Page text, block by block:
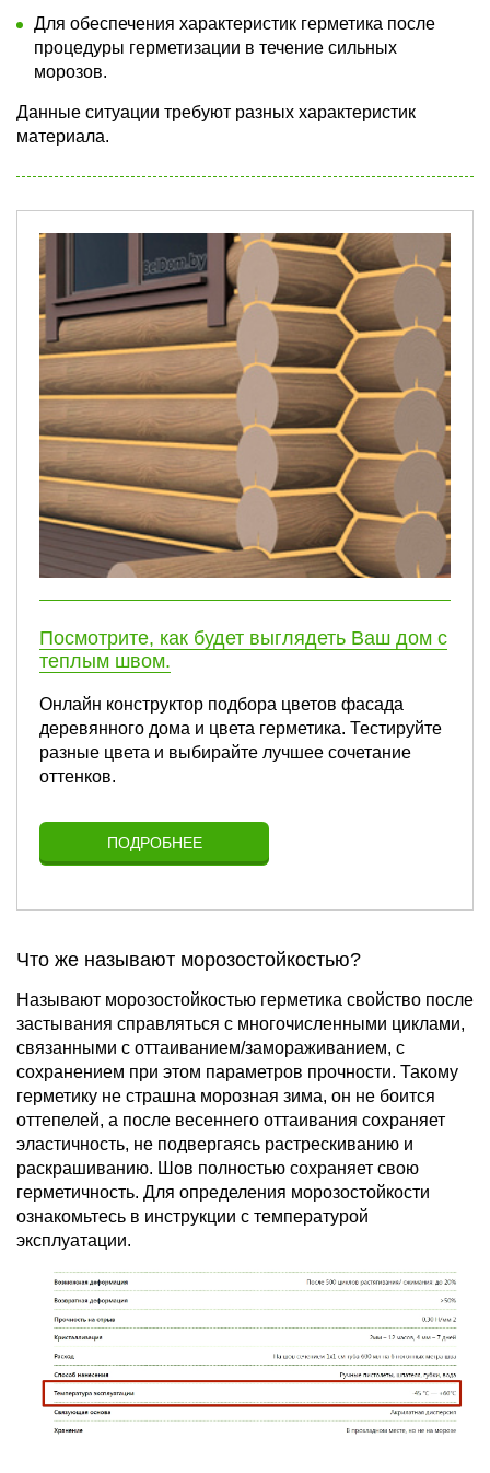
Для обеспечения характеристик герметика после
процедуры герметизации в течение сильных
морозов.
Данные ситуации требуют разных характеристик
материала.
Посмотрите, как будет выглядеть Ваш дом с
теплым швом.
Онлайн конструктор подбора цветов фасада
деревянного дома и цвета герметика. Тестируйте
разные цвета и выбирайте лучшее сочетание
оттенков.
ПОДРОБНЕЕ
Что же называют морозостойкостью?
Называют морозостойкостью герметика свойство после
застывания справляться с многочисленными циклами,
связанными с оттаиванием/замораживанием, с
сохранением при этом параметров прочности. Такому
герметику не страшна морозная зима, он не боится
оттепелей, а после весеннего оттаивания сохраняет
эластичность, не подвергаясь растрескиванию и
раскрашиванию. Шов полностью сохраняет свою
герметичность. Для определения морозостойкости
ознакомьтесь в инструкции с температурой
эксплуатации.